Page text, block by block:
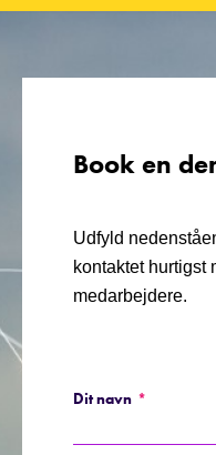
Book en
Udfyld
kontaktet hurtigst
medarbejdere.
Dit navn *